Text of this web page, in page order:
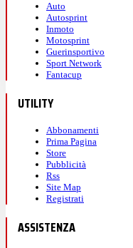
Auto
Autosprint
Inmoto
Motosprint
Guerinsportivo
Sport Network
Fantacup
UTILITY
Abbonamenti
Prima Pagina
Store
Pubblicità
Rss
Site Map
Registrati
ASSISTENZA